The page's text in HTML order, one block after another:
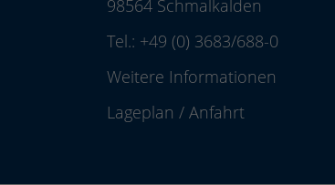
98564 Schmalkalden
Tel.: +49 (0) 3683/688-0
Weitere Informationen
Lageplan / Anfahrt